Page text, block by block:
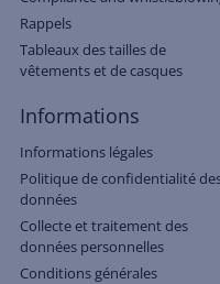
Rappels
Tableaux des tailles de
vêtements et de casques
Informations
Informations légales
Politique de confidentialité
données
Collecte et traitement des
données personnelles
Conditions générales